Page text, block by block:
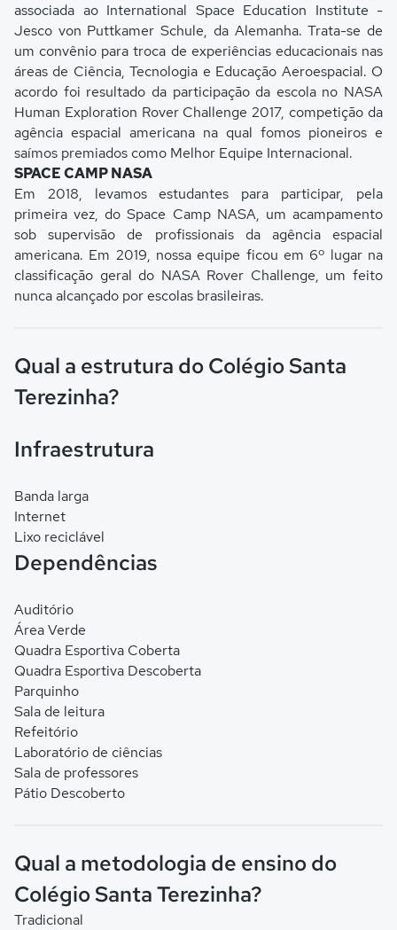
associada ao International Space Education Institute -
Jesco von Puttkamer Schule, da Alemanha. Trata-se de
um convênio para troca de experiências educacionais nas
áreas de Ciência, Tecnologia e Educação Aeroespacial. O
acordo foi resultado da participação da escola no NASA
Human Exploration Rover Challenge 2017, competição da
agência espacial americana na qual fomos pioneiros e
saímos premiados como Melhor Equipe Internacional.
SPACE CAMP NASA
Em 2018, levamos estudantes para participar, pela
primeira vez, do Space Camp NASA, um acampamento
sob supervisão de profissionais da agência espacial
americana. Em 2019, nossa equipe ficou em 6º lugar na
classificação geral do NASA Rover Challenge, um feito
nunca alcançado por escolas brasileiras.
Qual a estrutura do Colégio Santa
Terezinha?
Infraestrutura
Banda larga
Internet
Lixo reciclável
Dependências
Auditório
Área Verde
Quadra Esportiva Coberta
Quadra Esportiva Descoberta
Parquinho
Sala de leitura
Refeitório
Laboratório de ciências
Sala de professores
Pátio Descoberto
Qual a metodologia de ensino do
Colégio Santa Terezinha?
Tradicional